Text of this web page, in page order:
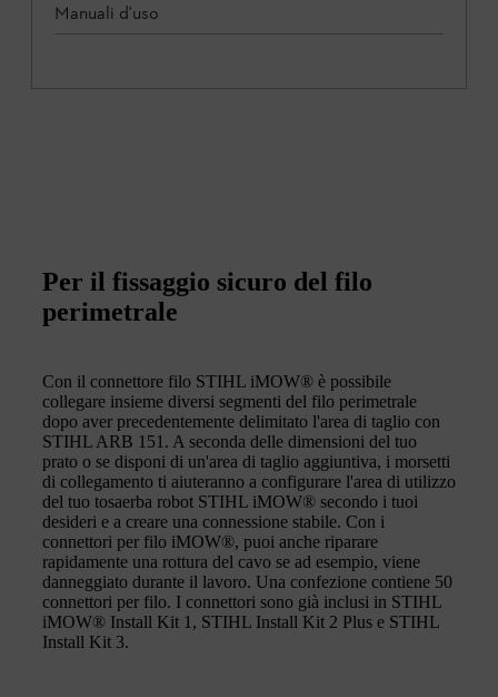
Manuali d'uso
Per il fissaggio sicuro del filo
perimetrale
Con il connettore filo STIHL iMOW® è possibile
collegare insieme diversi segmenti del filo perimetrale
dopo aver precedentemente delimitato l'area di taglio con
STIHL ARB 151. A seconda delle dimensioni del tuo
prato o se disponi di un'area di taglio aggiuntiva, i morsetti
di collegamento ti aiuteranno a configurare l'area di utilizzo
del tuo tosaerba robot STIHL iMOW® secondo i tuoi
desideri e a creare una connessione stabile. Con i
connettori per filo iMOW®, puoi anche riparare
rapidamente una rottura del cavo se ad esempio, viene
danneggiato durante il lavoro. Una confezione contiene 50
connettori per filo. I connettori sono già inclusi in STIHL
iMOW® Install Kit 1, STIHL Install Kit 2 Plus e STIHL
Install Kit 3.